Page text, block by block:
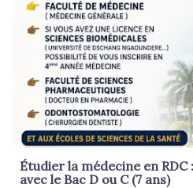
Étudier la médecine en
avec le Bac D ou C (7 ans)